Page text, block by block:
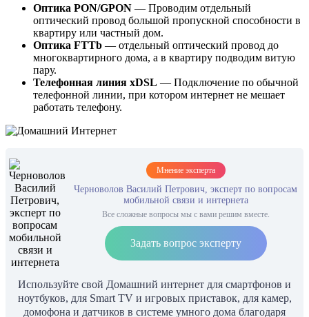
Оптика PON/GPON — Проводим отдельный
оптический провод большой пропускной способности в
квартиру или частный дом.
Оптика FTTb — отдельный оптический провод до
многоквартирного дома, а в квартиру подводим витую
пару.
Телефонная линия xDSL — Подключение по обычной
телефонной линии, при котором интернет не мешает
работать телефону.
Мнение эксперта
Черноволов Василий Петрович, эксперт по вопросам
мобильной связи и интернета
Все сложные вопросы мы с вами решим вместе.
Задать вопрос эксперту
Используйте свой Домашний интернет для смартфонов и
ноутбуков, для Smart TV и игровых приставок, для камер,
домофона и датчиков в системе умного дома благодаря